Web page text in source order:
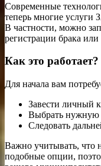
Современные
теперь многие услуги
В частности, можно
регистрации брака
Как это работает?
Для начала вам
Завести личный
Выбрать нужную
Следовать
Важно учитывать, что
подобные опции,